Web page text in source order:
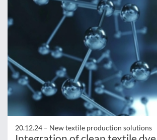
20.12.24 – New textile production solutions